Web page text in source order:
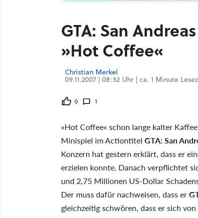
GTA: San
»Hot Coffee«
Christian Merkel
09.11.2007 | 08:52 Uhr | ca. 1 Minute
0 1
»Hot Coffee« schon lange kalter
Minispiel im Actiontitel GTA: San
Konzern hat gestern erklärt, dass er
erzielen konnte. Danach verpflichtet
und 2,75 Millionen US-Dollar
Der muss dafür nachweisen, dass er
gleichzeitig schwören, dass er sich